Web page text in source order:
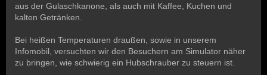
aus der Gulaschkanone, als auch mit Kaffee, Kuchen und
kalten Getränken.
Bei heißen Temperaturen draußen, sowie in unserem
Infomobil, versuchten wir den Besuchern am Simulator näher
zu bringen, wie schwierig ein Hubschrauber zu steuern ist.